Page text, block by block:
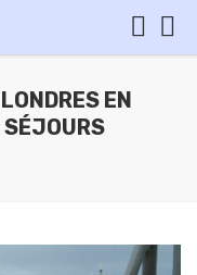
EN
SÉJOURS